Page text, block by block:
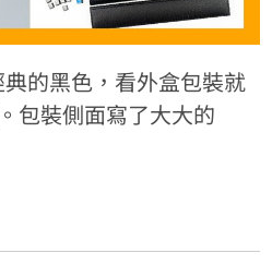
的黑色，看外盒包裝就
包裝側面寫了大大的